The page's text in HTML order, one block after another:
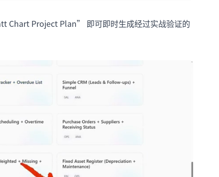
Chart Project Plan” 即可即时生成经过实战验证的